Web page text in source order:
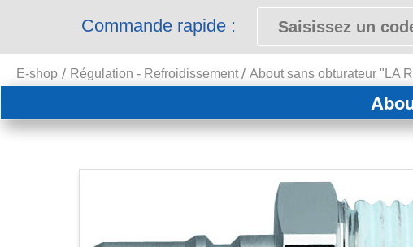
Commande rapide :
E-shop Régulation - Refroidissement About sans obturateur "LA